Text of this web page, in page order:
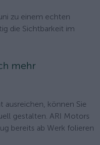
zu einem echten
die Sichtbarkeit im
mehr
ausreichen, können Sie
gestalten. ARI Motors
bereits ab Werk folieren